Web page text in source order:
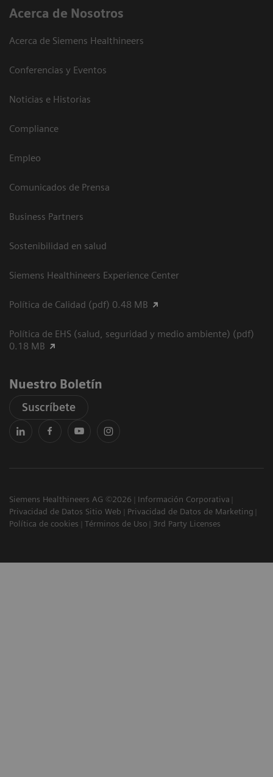
Acerca de Nosotros
Acerca de Siemens Healthineers
Conferencias y Eventos
Noticias e Historias
Compliance
Empleo
Comunicados de Prensa
Business Partners
Sostenibilidad en salud
Siemens Healthineers Experience Center
Política de Calidad (pdf) 0.48 MB
Política de EHS (salud, seguridad y medio ambiente) (pdf)
0.18 MB
Nuestro Boletín
Suscríbete
Siemens Healthineers AG ©2026
Información Corporativa
Privacidad de Datos Sitio Web
Privacidad de Datos de Marketing
Política de cookies
Términos de Uso 3rd Party Licenses